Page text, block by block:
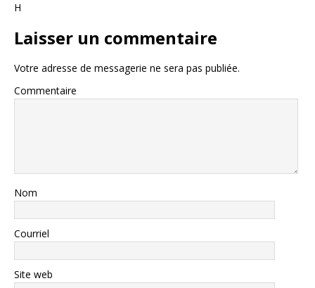
H
Laisser un commentaire
Votre adresse de messagerie ne sera pas publiée.
Commentaire
Nom
Courriel
Site web